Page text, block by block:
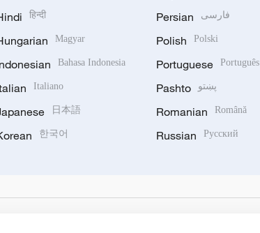
हिन्दी
Magyar
Bahasa Indonesia
Italiano
日本語
한국어
Persian فارسی
Polish Polski
Portuguese Português
Pashto پښتو
Romanian Română
Russian Русский